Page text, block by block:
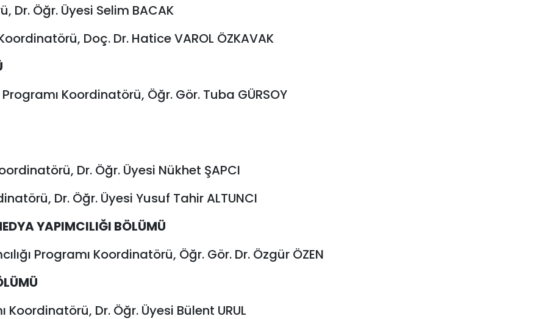
Dr. Öğr. Üyesi Selim BACAK
Doç. Dr. Hatice VAROL ÖZKAVAK
Koordinatörü, Öğr. Gör. Tuba GÜRSOY
Dr. Öğr. Üyesi Nükhet ŞAPCI
Dr. Öğr. Üyesi Yusuf Tahir ALTUNCI
YAPIMCILIĞI BÖLÜMÜ
Programı Koordinatörü, Öğr. Gör. Dr. Özgür ÖZEN
Dr. Öğr. Üyesi Bülent URUL